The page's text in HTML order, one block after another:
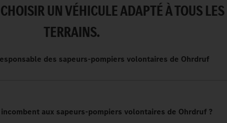
UN VÉHICULE ADAPTÉ À TOUS LES
TERRAINS.
des sapeurs-pompiers volontaires de Ohrdruf
aux sapeurs-pompiers volontaires de Ohrdruf ?